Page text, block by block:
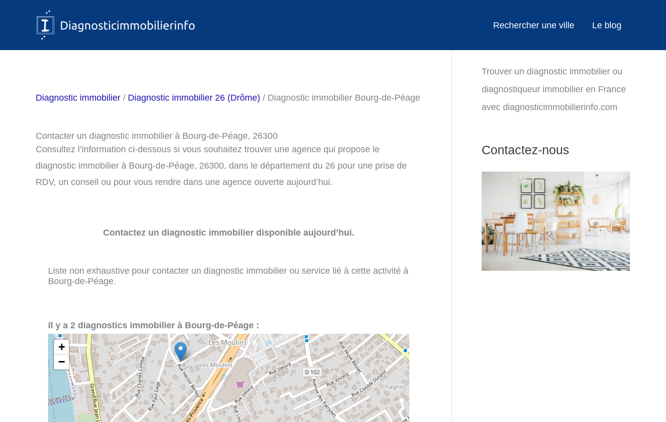
Rechercher une ville Le blog
Diagnostic immobilier / Diagnostic immobilier 26 (Drôme) / Diagnostic immobilier Bourg-de-Péage
Contacter un diagnostic immobilier à Bourg-de-Péage, 26300
Consultez l’information ci-dessous si vous souhaitez trouver une agence qui propose le
diagnostic immobilier à Bourg-de-Péage, 26300, dans le département du 26 pour une prise de
RDV, un conseil ou pour vous rendre dans une agence ouverte aujourd’hui.
Contactez un diagnostic immobilier disponible aujourd’hui.
Liste non exhaustive pour contacter un diagnostic immobilier ou service lié à cette activité à
Bourg-de-Péage.
Il y a 2 diagnostics immobilier à Bourg-de-Péage :
+
−
Trouver un diagnostic immobilier ou
diagnostiqueur immobilier en France
avec diagnosticimmobilierinfo.com
Contactez-nous